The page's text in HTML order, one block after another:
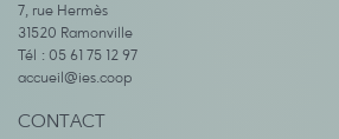
7, rue Hermès
31520 Ramonville
Tél : 05 61 75 12 97
accueil@ies.coop
CONTACT